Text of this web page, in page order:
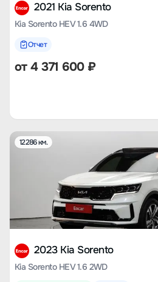
2021 Kia Sorento
Kia Sorento HEV 1.6 4WD
Отчет
от4 371 600₽
12286 км.
2023 Kia Sorento
Kia Sorento HEV 1.6 2WD